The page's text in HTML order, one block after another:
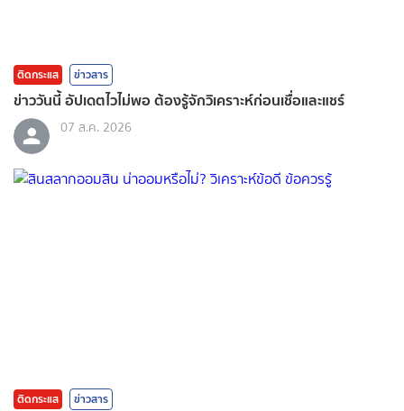
ติดกระแส ข่าวสาร
ข่าววันนี้ อัปเดตไวไม่พอ ต้องรู้จักวิเคราะห์ก่อนเชื่อและแชร์
07 ส.ค. 2026
ติดกระแส ข่าวสาร